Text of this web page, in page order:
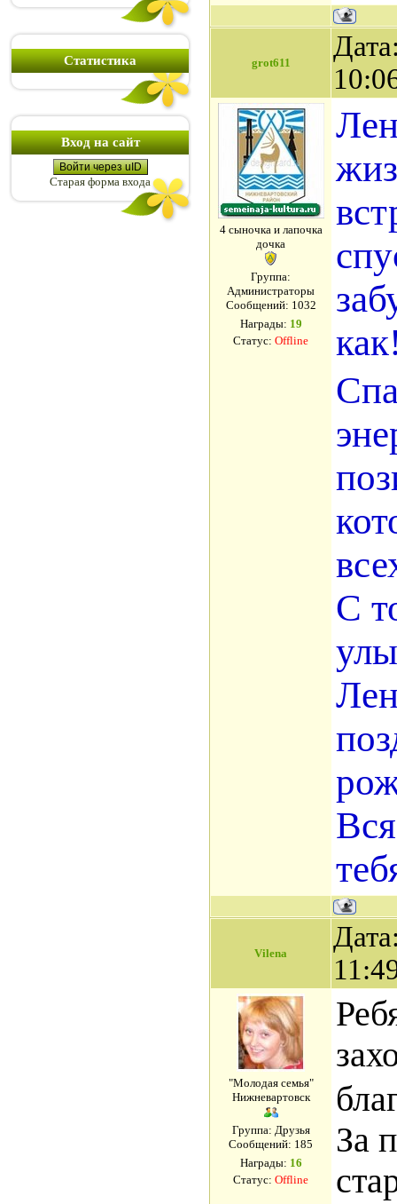
Статистика
Вход на сайт
Войти через uID
Старая форма входа
grot611
4 сыночка и лапочка
дочка
Группа:
Администраторы
Сообщений: 1032
Награды: 19
Статус: Offline
С
Vilena
"Молодая семья"
Нижневартовск
Группа: Друзья
Сообщений: 185
Награды: 16
Статус: Offline
За